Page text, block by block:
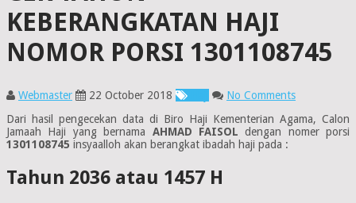
KEBERANGKATAN HAJI
NOMOR PORSI 1301108745
Webmaster 22 October 2018
No Comments
Dari hasil pengecekan data di Biro Haji Kementerian Agama, Calon
Jamaah Haji yang bernama AHMAD FAISOL dengan nomer porsi
1301108745 insyaalloh akan berangkat ibadah haji pada :
Tahun 2036 atau 1457 H